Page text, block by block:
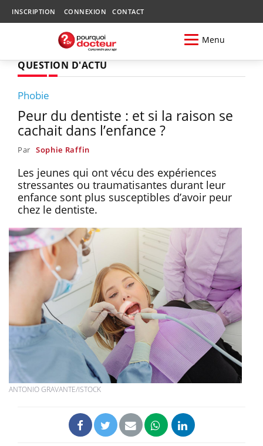
INSCRIPTION CONNEXION CONTACT
Menu
QUESTION D'ACTU
Phobie
Peur du dentiste : et si la raison se
cachait dans l’enfance ?
Par Sophie Raffin
Les jeunes qui ont vécu des expériences
stressantes ou traumatisantes durant leur
enfance sont plus susceptibles d’avoir peur
chez le dentiste.
ANTONIO GRAVANTE/ISTOCK